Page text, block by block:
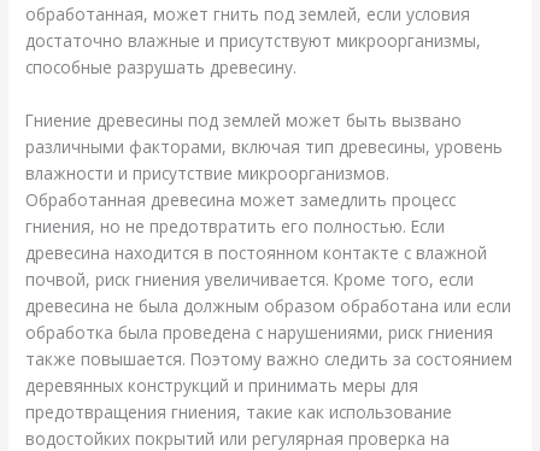
обработанная, может гнить под землей, если условия
достаточно влажные и присутствуют микроорганизмы,
способные разрушать древесину.
Гниение древесины под землей может быть вызвано
различными факторами, включая тип древесины, уровень
влажности и присутствие микроорганизмов.
Обработанная древесина может замедлить процесс
гниения, но не предотвратить его полностью. Если
древесина находится в постоянном контакте с влажной
почвой, риск гниения увеличивается. Кроме того, если
древесина не была должным образом обработана или если
обработка была проведена с нарушениями, риск гниения
также повышается. Поэтому важно следить за состоянием
деревянных конструкций и принимать меры для
предотвращения гниения, такие как использование
водостойких покрытий или регулярная проверка на